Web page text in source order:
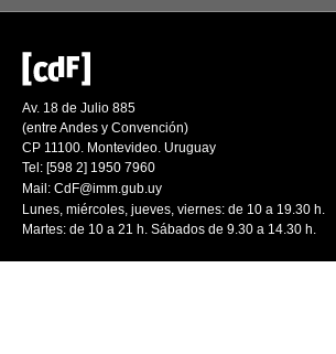
Av. 18 de Julio 885
(entre Andes y Convención)
CP 11100. Montevideo. Uruguay
Tel: [598 2] 1950 7960
Mail: CdF@imm.gub.uy
Lunes, miércoles, jueves, viernes: de 10 a 19.30 h.
Martes: de 10 a 21 h. Sábados de 9.30 a 14.30 h.